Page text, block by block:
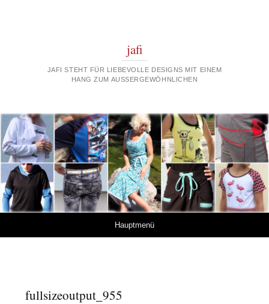
jafi
JAFI STEHT FÜR LIEBEVOLLE DESIGNS MIT EINEM
HANG ZUM AUSSERGEWÖHNLICHEN
Hauptmenü
fullsizeoutput_955